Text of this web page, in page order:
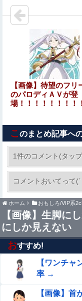
タジオ誰も反論でき
【悲報】坂口杏里
【画像】閉店間際
題にｗｗｗｗｗ
【画像】TWICE・
披露wwwwwwwwww
どこに入れる？習い
半年ほど話してた女
くれなくなった。
離を置けば挽回でき
【日向坂46】 運
ご覧ください…
【速報】青葉坂46、
【画像】 サンモニ
供してしまう
【盗撮】日本の花
んでもない神乳だと
ヌーディストビー
【画像】待望のフリ
のパロディＡＶが登
場！！！！！！！！！
このまとめ記事へ
1件のコメント(タッ
コメントおいてって
ホーム おもしろ/VIP系
【画像】生脚に
にしか見えない
おすすめ!
【ワンチャ
率 →
【画像】